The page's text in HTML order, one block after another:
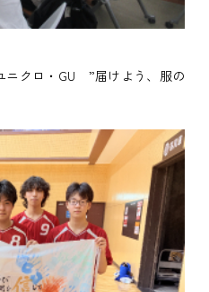
ニクロ・GU ”届けよう、服の